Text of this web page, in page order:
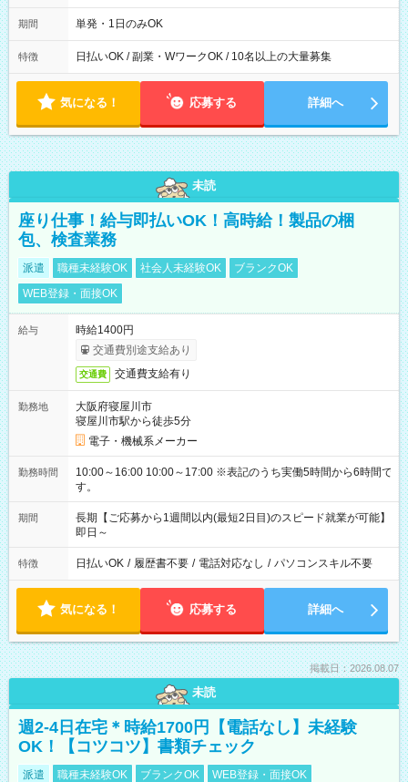
00～20：00
期間 単発・1日のみOK
特徴 日払いOK / 副業・WワークOK / 10名以上の大量募集
気になる！ 応募する 詳細へ
未読
座り仕事！給与即払いOK！高時給！製品の梱
包、検査業務
派遣 職種未経験OK 社会人未経験OK
ブランクOK
WEB登録・面接OK
給与
時給1400円
交通費別途支給あり
交通費 交通費支給有り
勤務地
大阪府寝屋川市
寝屋川市駅から徒歩5分
電子・機械系メーカー
勤務時間
10:00～16:00 10:00～17:00 ※表記のうち実働5時間から6時間で
す。
期間
長期【ご応募から1週間以内(最短2日目)のスピード就業が可能】
即日～
特徴 日払いOK / 履歴書不要 / 電話対応なし / パソコンスキル不要
気になる！ 応募する 詳細へ
掲載日：2026.08.07
未読
週2-4日在宅＊時給1700円【電話なし】未経験
OK！【コツコツ】書類チェック
派遣 職種未経験OK ブランクOK WEB登録・面接OK